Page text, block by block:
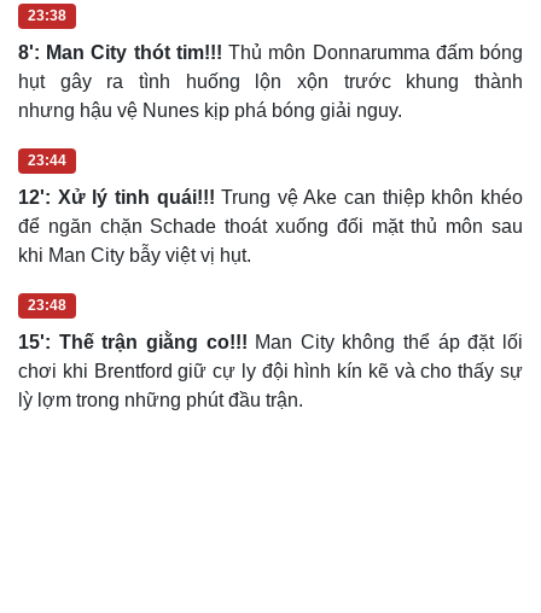
Doanh nghiệp
Thông tin doanh nghiệp
Doanh nghiệp 24h
Doanh nhân
Vì cộng đồng
Công nghệ
Trải nghiệm
Chuyển đổi số
23:38
8': Man City thót tim!!!Thủ môn Donnarumma đấm bóng
hụt gây ra tình huống lộn xộn trước khung thành
nhưng hậu vệ Nunes kịp phá bóng giải nguy.
23:44
12': Xử lý tinh quái!!! Trung vệ Ake can thiệp khôn khéo
để ngăn chặn Schade thoát xuống đối mặt thủ môn sau
khi Man City bẫy việt vị hụt.
23:48
15': Thế trận giằng co!!! Man City không thể áp đặt lối
chơi khi Brentford giữ cự ly đội hình kín kẽ và cho thấy sự
lỳ lợm trong những phút đầu trận.